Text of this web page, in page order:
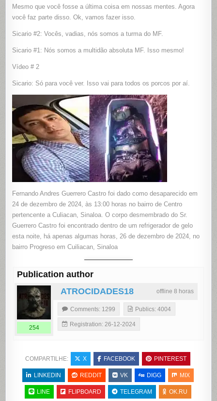
Mesmo que você fosse a última coisa em nossas mentes. Agora
você faz parte disso. Ok, vamos fazer isso.
Sicario #2: Vocês, vadias, nós somos a turma do MF.
Sicario #1: Nós somos a multidão absoluta MF. Isso mesmo!
Vídeo # 2
Sicario: Só para você ver. Isso vai para todos os porcos por aí.
Fernando Andres Guerrero Castro foi dado como desaparecido em
24 de dezembro de 2024, às 13:00 horas no bairro de Centro
pertencente a Culiacan, Sinaloa. O corpo desmembrado do Sr.
Guerrero Castro foi encontrado dentro de um refrigerador de gelo
esta noite, há apenas algumas horas, 26 de dezembro de 2024, no
bairro Progreso em Cuiliacan, Sinaloa
Publication author
offline 8 horas
ATROCIDADES18
254
Comments: 1299 Publics: 4004
Registration: 26-12-2024
COMPARTILHE: X FACEBOOK PINTEREST
LINKEDIN REDDIT VK DIGG MIX
LINE FLIPBOARD TELEGRAM OK.RU